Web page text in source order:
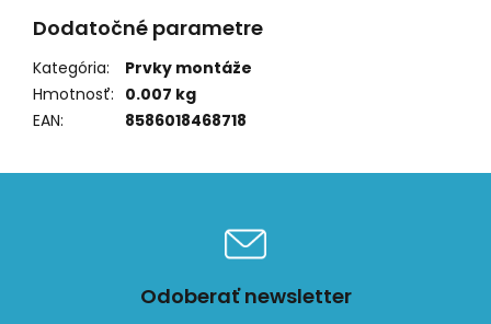
Dodatočné parametre
Kategória:
Prvky montáže
Hmotnosť: 0.007 kg
EAN: 8586018468718
Odoberať newsletter